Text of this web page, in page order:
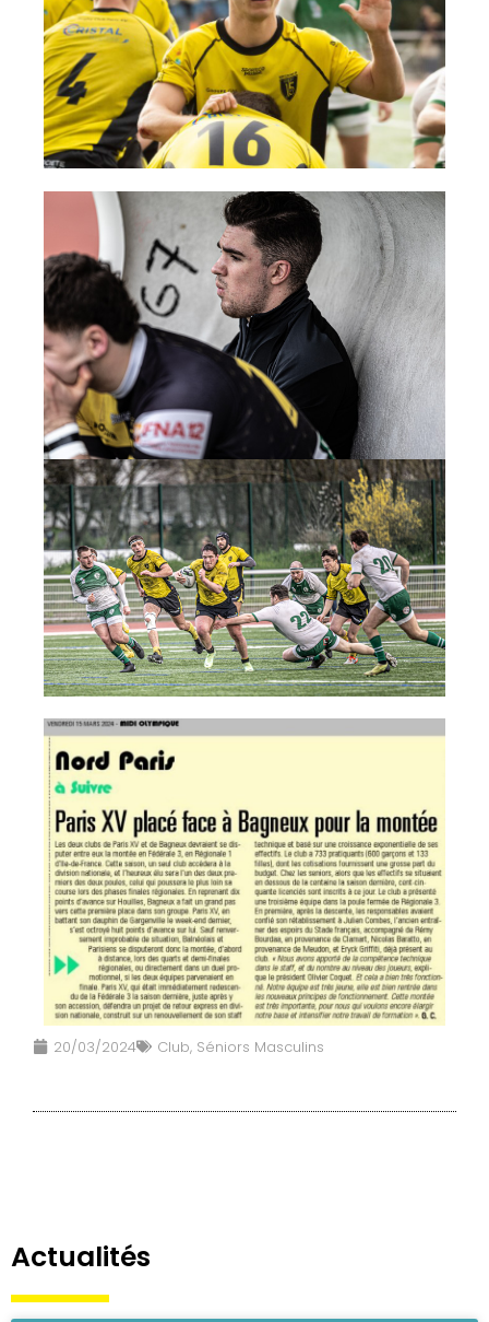
20/03/2024 Club, Séniors Masculins
Actualités